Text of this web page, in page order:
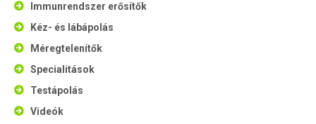
Immunrendszer erősítők
Kéz- és lábápolás
Méregtelenítők
Specialitások
Testápolás
Videók